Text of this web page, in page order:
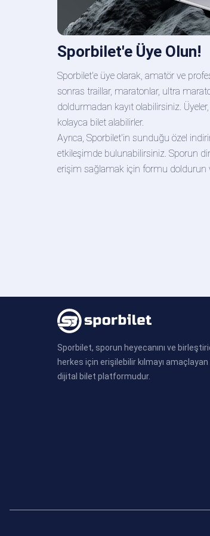
Sporbilet'e Üye Olun!
Sporbilet'e üye olarak, amatör ve
sonras traillar, maratonlar, ultra
doldurmadan kayıt olabilirsiniz.
kolayca bilet alabilirler.
Ayrıca, Sporbilet'in sunduğu özel
etkileşimde bulunabilirsiniz. Sporun
erişim sağlamak için formu doldurun
Sporbilet, sporun heyecanını ve
herkes için erişilebilir kılmayı
dijital bilet platformudur.